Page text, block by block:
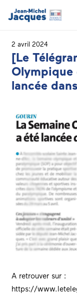
2 avril 2024
[Le
Olympique
lancée
A retrouver sur :
https://